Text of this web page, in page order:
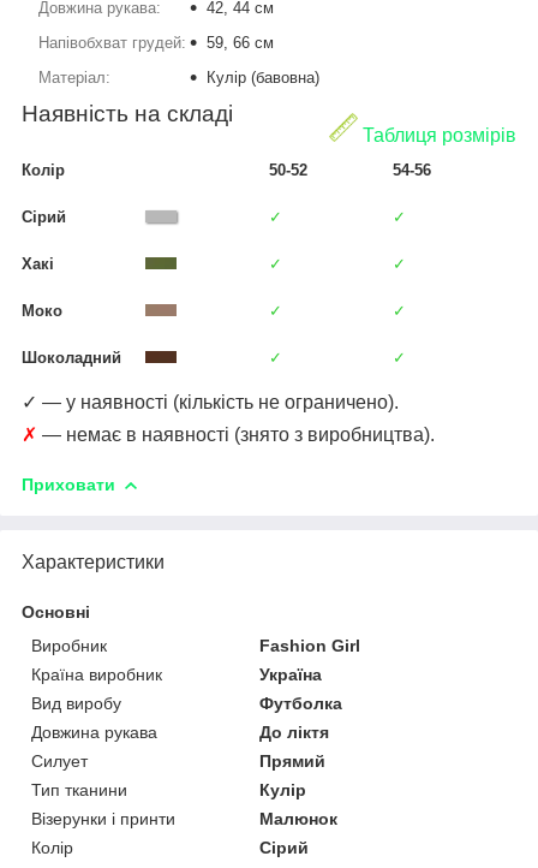
Довжина рукава:
42, 44 см
Напівобхват грудей:
59, 66 см
Матеріал:
Кулір (бавовна)
Таблиця розмірів
Наявність на складі
Колір 50-52 54-56
Сірий ✓ ✓
Хакі ✓ ✓
Моко ✓ ✓
Шоколадний ✓ ✓
✓ — у наявності (кількість не ограничено).
✗ — немає в наявності (знято з виробництва).
Приховати
Характеристики
Основні
Виробник
Fashion Girl
Країна виробник
Україна
Вид виробу
Футболка
Довжина рукава
До ліктя
Силует
Прямий
Тип тканини
Кулір
Візерунки і принти
Малюнок
Колір
Сірий